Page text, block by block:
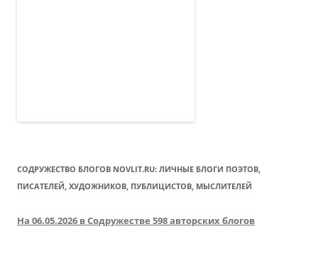
СОДРУЖЕСТВО БЛОГОВ NOVLIT.RU: ЛИЧНЫЕ БЛОГИ ПОЭТОВ,
ПИСАТЕЛЕЙ, ХУДОЖНИКОВ, ПУБЛИЦИСТОВ, МЫСЛИТЕЛЕЙ
На 06.05.2026 в Содружестве 598 авторских блогов